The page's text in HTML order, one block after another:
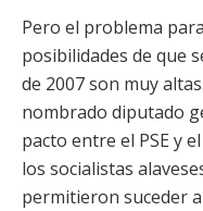
Pero el problema
posibilidades de que
de 2007 son muy
nombrado diputado
pacto entre el PSE y
los socialistas
permitieron suceder